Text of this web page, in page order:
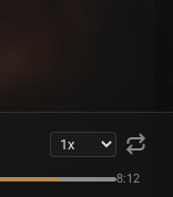
8:12